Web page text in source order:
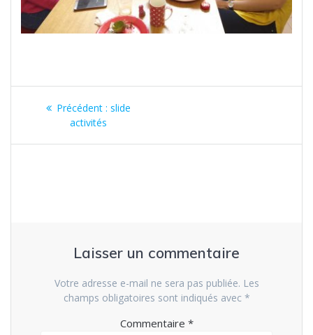
Précédent : slide
activités
Laisser un commentaire
Votre adresse e-mail ne sera pas publiée. Les
champs obligatoires sont indiqués avec *
Commentaire *